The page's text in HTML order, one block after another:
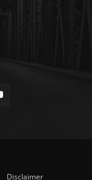
Disclaimer